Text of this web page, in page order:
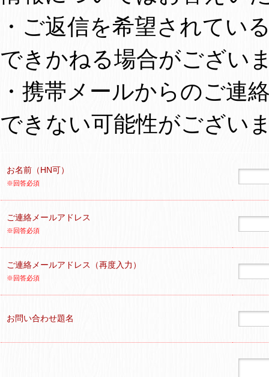
・ご返信を希望されてい
できかねる場合がござい
・携帯メールからのご連
できない可能性がござい
お名前（HN可）
※回答必須
ご連絡メールアドレス
※回答必須
ご連絡メールアドレス（再度入力）
※回答必須
お問い合わせ題名